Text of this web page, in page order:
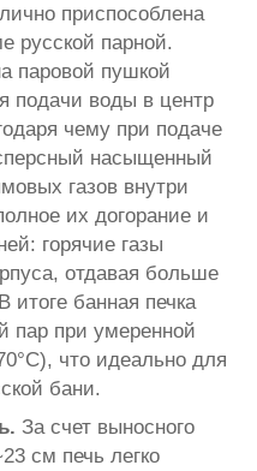
приспособлена
русской парной.
паровой пушкой
подачи воды в центр
чему при подаче
насыщенный
газов внутри
их догорание и
горячие газы
отдавая больше
итоге банная печка
пар при умеренной
что идеально для
бани.
За счет выносного
см печь легко